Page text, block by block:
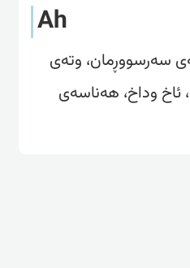
Ah
سەرسووڕمان، وتەی
ئاخ وداخ، هەناسەی